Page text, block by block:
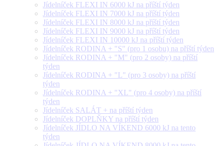
Jídelníček FLEXI IN 6000 kJ na příští týden
Jídelníček FLEXI IN 7000 kJ na příští týden
Jídelníček FLEXI IN 8000 kJ na příští týden
Jídelníček FLEXI IN 9000 kJ na příští týden
Jídelníček FLEXI IN 10000 kJ na příští týden
Jídelníček RODINA + "S" (pro 1 osobu) na příští týden
Jídelníček RODINA + "M" (pro 2 osoby) na příští
týden
Jídelníček RODINA + "L" (pro 3 osoby) na příští
týden
Jídelníček RODINA + "XL" (pro 4 osoby) na příští
týden
Jídelníček SALÁT + na příští týden
Jídelníček DOPLŇKY na příští týden
Jídelníček JÍDLO NA VÍKEND 6000 kJ na tento
týden